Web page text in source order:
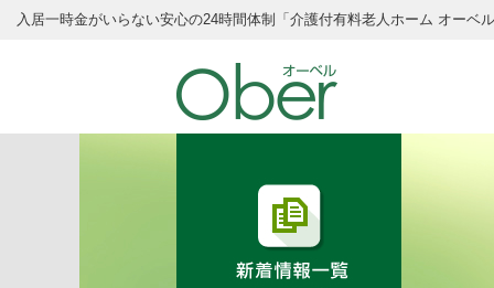
入居一時金がいらない安心の24時間体制 「介護付有料老人ホーム オーベ